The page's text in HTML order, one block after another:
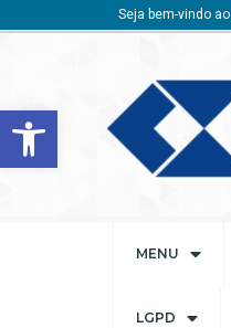
Barra de Ferramentas Aberta
Seja bem-vindo ao
MENU
LGPD